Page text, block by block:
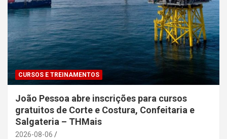
CURSOS E TREINAMENTOS
João Pessoa abre inscrições para cursos
gratuitos de Corte e Costura, Confeitaria e
Salgateria – THMais
2026-08-06